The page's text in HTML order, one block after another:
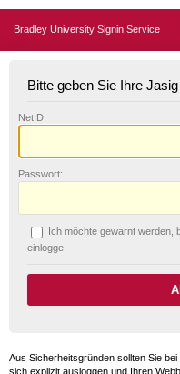
Bradley University Signin Service
Bitte geben Sie Ihre
NetID:
Passwort:
Ich möchte gewarnt werden,
einlogge.
Aus Sicherheitsgründen sollten Sie
sich explizit ausloggen und Ihren